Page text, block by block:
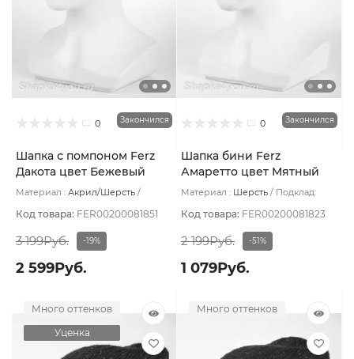
0 Закончился
Шапка с помпоном Ferz
Дакота цвет Бежевый
Материал : Акрил/Шерсть
Код товара: FER00200081851
3 199Руб. -19%
2 599Руб.
0 Закончился
Шапка бини Ferz
Амаретто цвет Мятный
Материал : Шерсть
Подклад:
Код товара: FER00200081823
2 199Руб. -51%
1 079Руб.
Много оттенков
Уценка
Много оттенков